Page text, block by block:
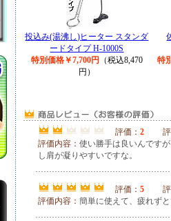
投込み(湯沸し)ヒーター スタンダ
ードタイプ H-1000S
特別価格￥7,700円
（税込8,470
円）
特
評価： 2
評価内容： 使い勝手は良いんです
し肩が凝りやすいですな。
評価： 5
評価内容： 簡単に使えて、疲れず